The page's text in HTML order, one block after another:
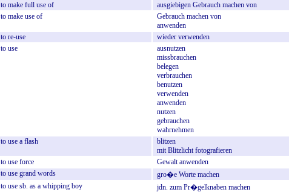
to make full use of ausgiebigen Gebrauch machen von
to make use of Gebrauch machen von
anwenden
to re-use wieder verwenden
to use
ausnutzen
missbrauchen
belegen
verbrauchen
benutzen
verwenden
anwenden
nutzen
gebrauchen
wahrnehmen
to use a flash
blitzen
mit Blitzlicht fotografieren
to use force Gewalt anwenden
to use grand words gro�e Worte machen
to use sb. as a whipping boy jdn. zum Pr�gelknaben machen